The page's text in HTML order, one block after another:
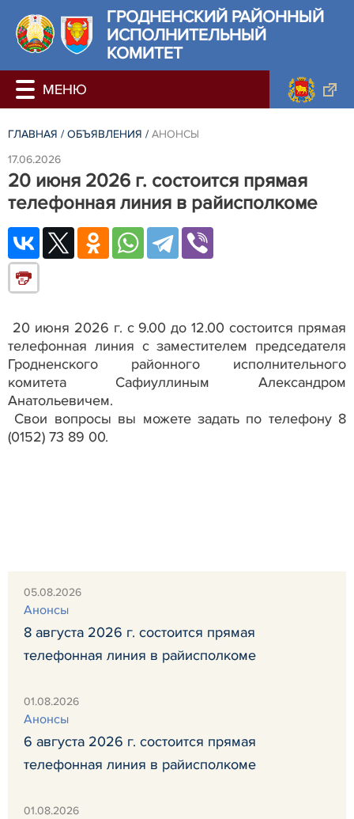
ГРОДНЕНСКИЙ РАЙОННЫЙ
ИСПОЛНИТЕЛЬНЫЙ
КОМИТЕТ
ГЛАВНАЯ / ОБЪЯВЛЕНИЯ / АНОНСЫ
17.06.2026
20 июня 2026 г. состоится прямая
телефонная линия в райисполкоме
20 июня 2026 г. с 9.00 до 12.00 состоится прямая
телефонная линия с заместителем председателя
Гродненского районного исполнительного
комитета Сафиуллиным Александром
Анатольевичем.
Свои вопросы вы можете задать по телефону 8
(0152) 73 89 00.
05.08.2026
Анонсы
8 августа 2026 г. состоится прямая
телефонная линия в райисполкоме
01.08.2026
Анонсы
6 августа 2026 г. состоится прямая
телефонная линия в райисполкоме
01.08.2026